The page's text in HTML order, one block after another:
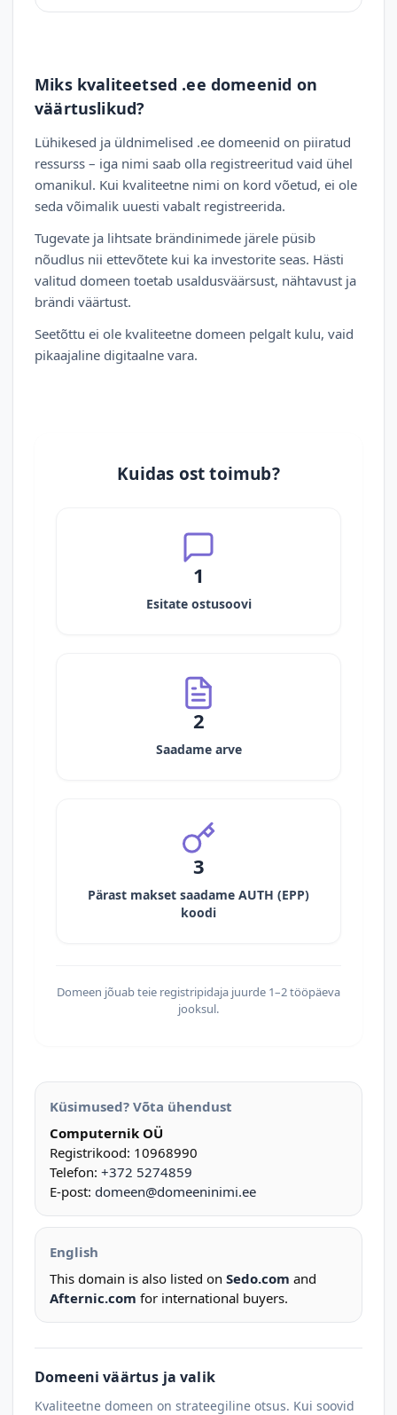
Miks kvaliteetsed .ee domeenid on
väärtuslikud?
Lühikesed ja üldnimelised .ee domeenid on piiratud
ressurss – iga nimi saab olla registreeritud vaid ühel
omanikul. Kui kvaliteetne nimi on kord võetud, ei ole
seda võimalik uuesti vabalt registreerida.
Tugevate ja lihtsate brändinimede järele püsib
nõudlus nii ettevõtete kui ka investorite seas. Hästi
valitud domeen toetab usaldusväärsust, nähtavust ja
brändi väärtust.
Seetõttu ei ole kvaliteetne domeen pelgalt kulu, vaid
pikaajaline digitaalne vara.
Kuidas ost toimub?
1
Esitate ostusoovi
2
Saadame arve
3
Pärast makset saadame AUTH (EPP)
koodi
Domeen jõuab teie registripidaja juurde 1–2 tööpäeva
jooksul.
Küsimused? Võta ühendust
Computernik OÜ
Registrikood: 10968990
Telefon: +372 5274859
E-post: domeen@domeeninimi.ee
English
This domain is also listed on Sedo.com and
Afternic.com for international buyers.
Domeeni väärtus ja valik
Kvaliteetne domeen on strateegiline otsus. Kui soovid